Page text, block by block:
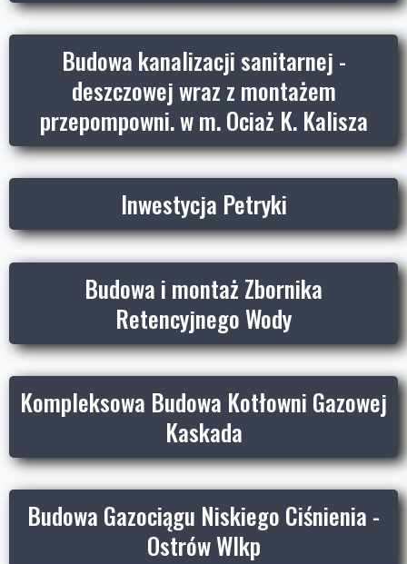
Budowa kanalizacji sanitarnej -
deszczowej wraz z montażem
przepompowni. w m. Ociaż K. Kalisza
Inwestycja Petryki
Budowa i montaż Zbornika
Retencyjnego Wody
Kompleksowa Budowa Kotłowni Gazowej
Kaskada
Budowa Gazociągu Niskiego Ciśnienia -
Ostrów Wlkp